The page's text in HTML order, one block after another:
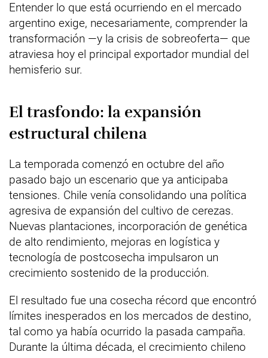
Entender lo que está ocurriendo en el mercado
argentino exige, necesariamente, comprender la
transformación —y la crisis de sobreoferta— que
atraviesa hoy el principal exportador mundial del
hemisferio sur.
El trasfondo: la expansión
estructural chilena
La temporada comenzó en octubre del año
pasado bajo un escenario que ya anticipaba
tensiones. Chile venía consolidando una política
agresiva de expansión del cultivo de cerezas.
Nuevas plantaciones, incorporación de genética
de alto rendimiento, mejoras en logística y
tecnología de postcosecha impulsaron un
crecimiento sostenido de la producción.
El resultado fue una cosecha récord que encontró
límites inesperados en los mercados de destino,
tal como ya había ocurrido la pasada campaña.
Durante la última década, el crecimiento chileno